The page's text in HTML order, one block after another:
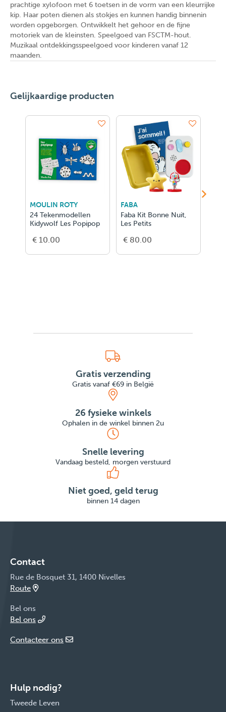
prachtige xylofoon met 6 toetsen in de vorm van een kleurrijke
kip. Haar poten dienen als stokjes en kunnen handig binnenin
worden opgeborgen. Ontwikkelt het gehoor en de fijne
motoriek van de kleinsten. Speelgoed van FSCTM-hout.
Muzikaal ontdekkingsspeelgoed voor kinderen vanaf 12
maanden.
Gelijkaardige producten
MOULIN ROTY
24 Tekenmodellen
Kidywolf Les Popipop
€ 10.00
FABA
Faba Kit Bonne Nuit,
Les Petits
€ 80.00
Gratis verzending
Gratis vanaf €69 in België
26 fysieke winkels
Ophalen in de winkel binnen 2u
Snelle levering
Vandaag besteld, morgen verstuurd
Niet goed, geld terug
binnen 14 dagen
Contact
Rue de Bosquet 31, 1400 Nivelles
Route
Bel ons
Bel ons
Contacteer ons
Hulp nodig?
Tweede Leven